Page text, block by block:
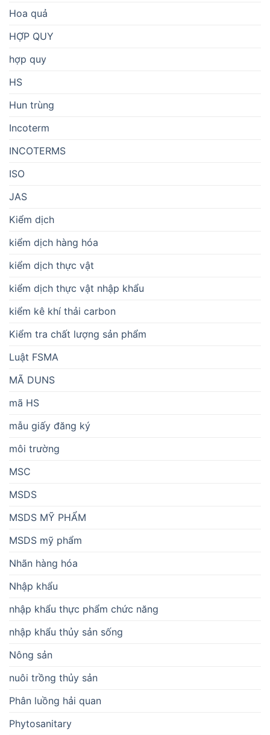
Hoa quả
HỢP QUY
hợp quy
HS
Hun trùng
Incoterm
INCOTERMS
ISO
JAS
Kiểm dịch
kiểm dịch hàng hóa
kiểm dịch thực vật
kiểm dịch thực vật nhập khẩu
kiểm kê khí thải carbon
Kiểm tra chất lượng sản phẩm
Luật FSMA
MÃ DUNS
mã HS
mẫu giấy đăng ký
môi trường
MSC
MSDS
MSDS MỸ PHẨM
MSDS mỹ phẩm
Nhãn hàng hóa
Nhập khẩu
nhập khẩu thực phẩm chức năng
nhập khẩu thủy sản sống
Nông sản
nuôi trồng thủy sản
Phân luồng hải quan
Phytosanitary